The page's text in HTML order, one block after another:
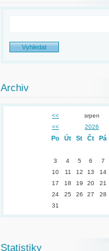
Archiv
<< srpen
<<
2026
Po Út St Čt Pá
3
4 5 6 7
10
11 12 13 14
17
18 19 20 21
24
25 26 27 28
31
Statistiky